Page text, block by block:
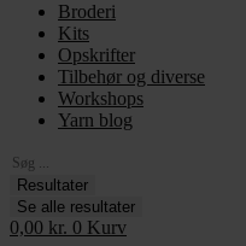
Broderi
Kits
Opskrifter
Tilbehør og diverse
Workshops
Yarn blog
Search
...Resultater
Se alle resultater
0,00 kr. 0 Kurv